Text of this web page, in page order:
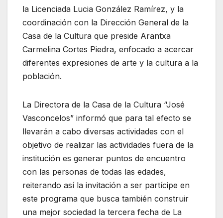
la Licenciada Lucia González Ramírez, y la
coordinación con la Dirección General de la
Casa de la Cultura que preside Arantxa
Carmelina Cortes Piedra, enfocado a acercar
diferentes expresiones de arte y la cultura a la
población.
La Directora de la Casa de la Cultura “José
Vasconcelos” informó que para tal efecto se
llevarán a cabo diversas actividades con el
objetivo de realizar las actividades fuera de la
institución es generar puntos de encuentro
con las personas de todas las edades,
reiterando así la invitación a ser partícipe en
este programa que busca también construir
una mejor sociedad la tercera fecha de La